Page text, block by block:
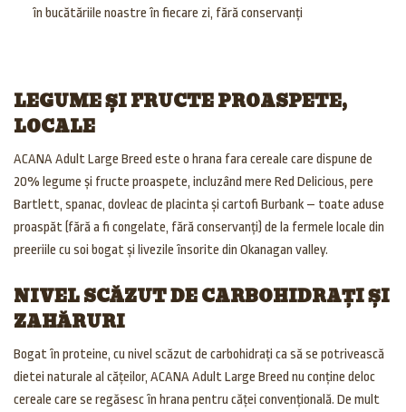
în bucătăriile noastre în fiecare zi, fără conservanți
LEGUME ȘI FRUCTE PROASPETE,
LOCALE
ACANA Adult Large Breed este o hrana fara cereale care dispune de
20% legume și fructe proaspete, incluzând mere Red Delicious, pere
Bartlett, spanac, dovleac de placinta și cartofi Burbank – toate aduse
proaspăt (fără a fi congelate, fără conservanți) de la fermele locale din
preeriile cu soi bogat și livezile însorite din Okanagan valley.
NIVEL SCĂZUT DE CARBOHIDRAȚI ȘI
ZAHĂRURI
Bogat în proteine, cu nivel scăzut de carbohidrați ca să se potrivească
dietei naturale al cățeilor, ACANA Adult Large Breed nu conține deloc
cereale care se regăsesc în hrana pentru căței convențională. De mult